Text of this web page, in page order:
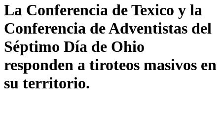
La Conferencia de Texico y la
Conferencia de Adventistas del
Séptimo Día de Ohio
responden a tiroteos masivos en
su territorio.